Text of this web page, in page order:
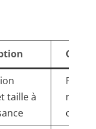
taille à